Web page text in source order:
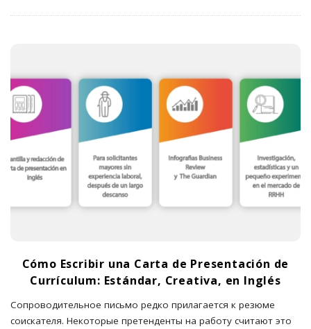
Cómo Escribir una Carta de Presentación de
Currículum: Estándar, Creativa, en Inglés
Сопроводительное письмо редко прилагается к резюме
соискателя. Некоторые претенденты на работу считают это